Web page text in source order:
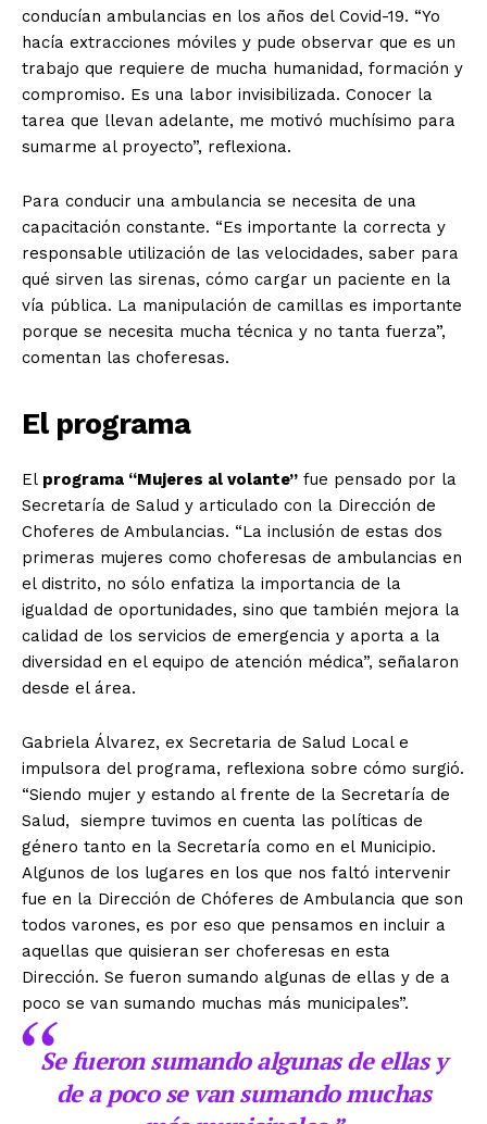
conducían ambulancias en los años del Covid-19. “Yo
hacía extracciones móviles y pude observar que es un
trabajo que requiere de mucha humanidad, formación y
compromiso. Es una labor invisibilizada. Conocer la
tarea que llevan adelante, me motivó muchísimo para
sumarme al proyecto”, reflexiona.
Para conducir una ambulancia se necesita de una
capacitación constante. “Es importante la correcta y
responsable utilización de las velocidades, saber para
qué sirven las sirenas, cómo cargar un paciente en la
vía pública. La manipulación de camillas es importante
porque se necesita mucha técnica y no tanta fuerza”,
comentan las choferesas.
El programa
El programa “Mujeres al volante” fue pensado por la
Secretaría de Salud y articulado con la Dirección de
Choferes de Ambulancias. “La inclusión de estas dos
primeras mujeres como choferesas de ambulancias en
el distrito, no sólo enfatiza la importancia de la
igualdad de oportunidades, sino que también mejora la
calidad de los servicios de emergencia y aporta a la
diversidad en el equipo de atención médica”, señalaron
desde el área.
Gabriela Álvarez, ex Secretaria de Salud Local e
impulsora del programa, reflexiona sobre cómo surgió.
“Siendo mujer y estando al frente de la Secretaría de
Salud, siempre tuvimos en cuenta las políticas de
género tanto en la Secretaría como en el Municipio.
Algunos de los lugares en los que nos faltó intervenir
fue en la Dirección de Chóferes de Ambulancia que son
todos varones, es por eso que pensamos en incluir a
aquellas que quisieran ser choferesas en esta
Dirección. Se fueron sumando algunas de ellas y de a
poco se van sumando muchas más municipales”.
Se fueron sumando algunas de ellas y
de a poco se van sumando muchas